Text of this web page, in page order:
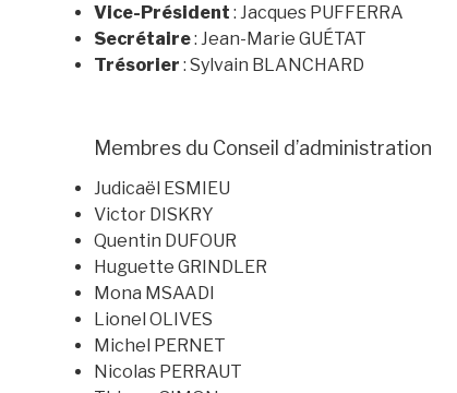
Vice-Président : Jacques PUFFERRA
Secrétaire: Jean-Marie GUÉTAT
Trésorier : Sylvain BLANCHARD
Membres du Conseil d’administration
Judicaël ESMIEU
Victor DISKRY
Quentin DUFOUR
Huguette GRINDLER
Mona MSAADI
Lionel OLIVES
Michel PERNET
Nicolas PERRAUT